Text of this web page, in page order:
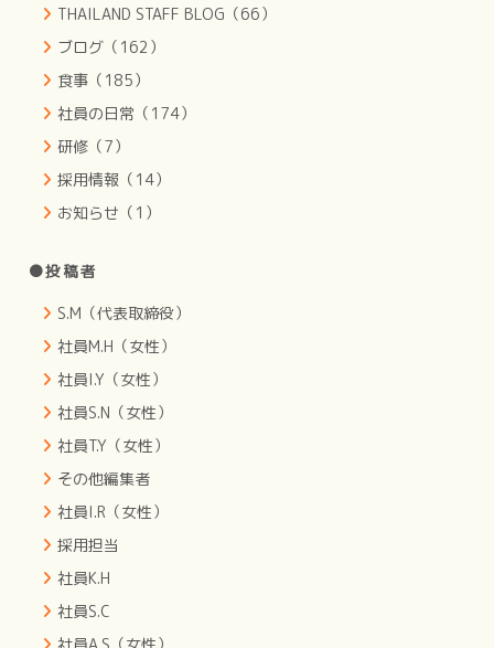
THAILAND STAFF BLOG（66）
ブログ（162）
食事（185）
社員の日常（174）
研修（7）
採用情報（14）
お知らせ（1）
●投稿者
S.M（代表取締役）
社員M.H（女性）
社員I.Y（女性）
社員S.N（女性）
社員T.Y（女性）
その他編集者
社員I.R（女性）
採用担当
社員K.H
社員S.C